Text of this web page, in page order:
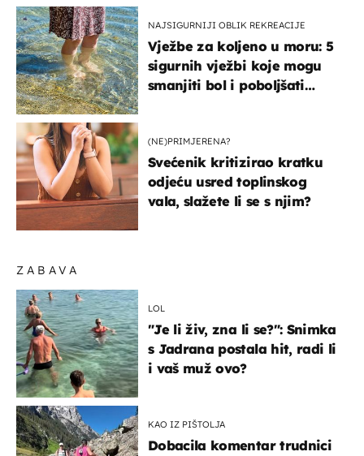
ZABAVA
LOL
"Je li živ, zna li se?": Snimka
s Jadrana postala hit, radi li
i vaš muž ovo?
KAO IZ PIŠTOLJA
Dobacila komentar trudnici
NAJSIGURNIJI OBLIK REKREACIJE
Vježbe za koljeno u moru: 5
sigurnih vježbi koje mogu
smanjiti bol i poboljšati
(NE)PRIMJERENA?
Svećenik kritizirao kratku
odjeću usred toplinskog
vala, slažete li se s njim?